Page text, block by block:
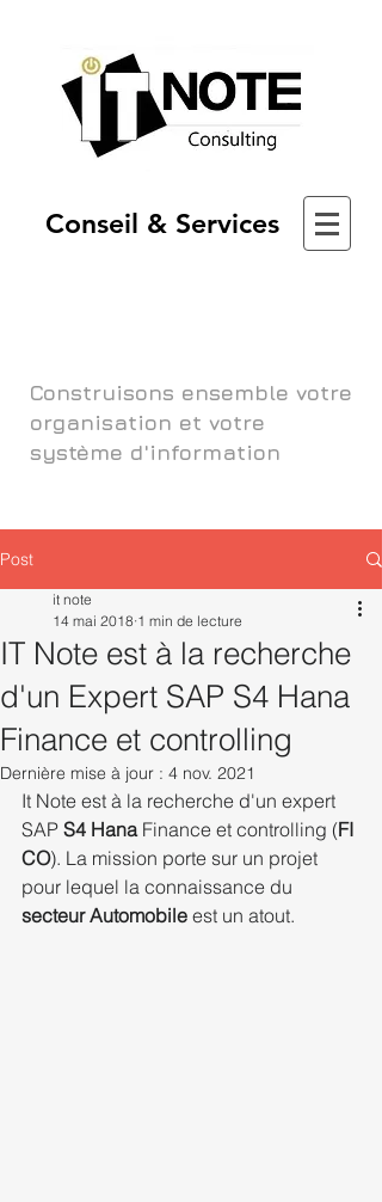
Conseil & Services
Construisons ensemble votre
organisation et votre
système d'information
Post
IT Note est à la recherche
d'un Expert SAP S4 Hana
Finance et controlling
it note
14 mai 2018 1 min de lecture
Dernière mise à jour : 4 nov. 2021
It Note est à la recherche d'un expert
SAP S4 Hana Finance et controlling (FI
CO). La mission porte sur un projet
pour lequel la connaissance du
secteur Automobile est un atout.